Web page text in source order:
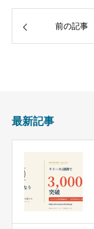
前の記事
最新記事